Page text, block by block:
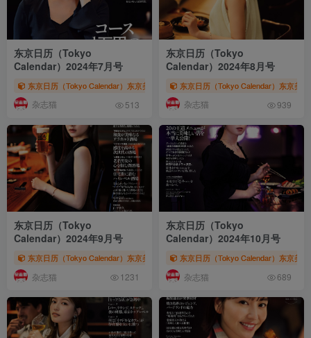
东京日历（Tokyo
Calendar）2024年7月号
东京日历（Tokyo Calendar）东京美食杂志 # 东京日历 # 东京カレンダー
杂志猫 513
东京日历（Tokyo
Calendar）2024年8月号
东京日历（Tokyo Calendar）东京美
杂志猫 939
东京日历（Tokyo
Calendar）2024年9月号
东京日历（Tokyo Calendar）东京美食杂志 # 东京日历 # 东京カレンダー
杂志猫 1231
东京日历（Tokyo
Calendar）2024年10月号
东京日历（Tokyo Calendar）东京美
杂志猫 689